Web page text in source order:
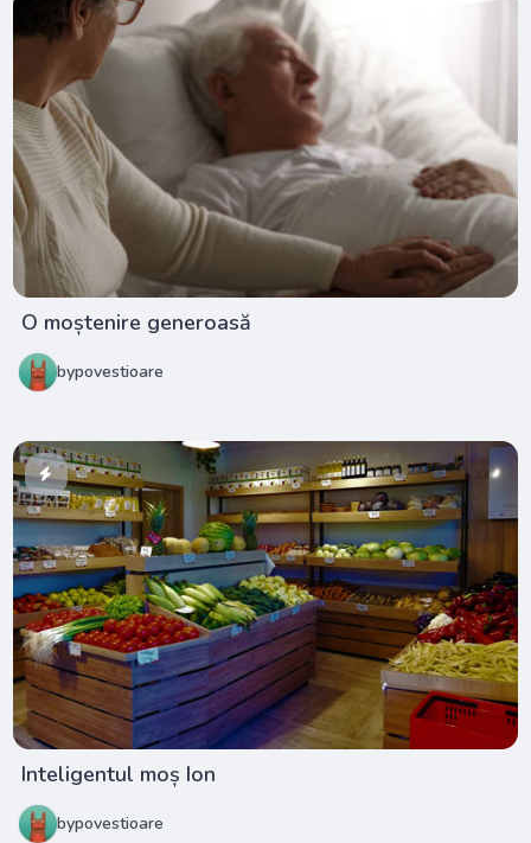
O moștenire generoasă
bypovestioare
Inteligentul moș Ion
bypovestioare